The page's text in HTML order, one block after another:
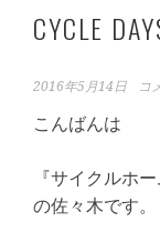
CYCLE
2016年5月14日 コ
こんばんは
『サイクルホ
の佐々木です。